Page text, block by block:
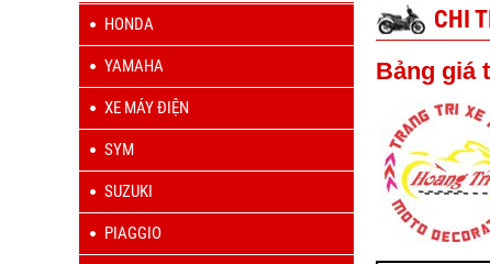
HONDA
YAMAHA
XE MÁY ĐIỆN
SYM
SUZUKI
PIAGGIO
CHI
Bảng giá